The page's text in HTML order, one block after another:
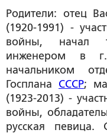
Родители: отец
(1920-1991) -
войны, начал
инженером в
начальником
Госплана СССР;
(1923-2013) -
войны,
русская певица.